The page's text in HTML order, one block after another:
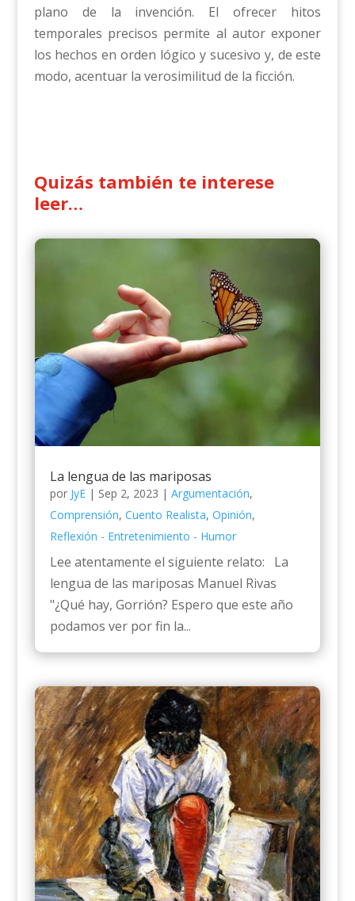
plano de la invención. El ofrecer hitos
temporales precisos permite al autor exponer
los hechos en orden lógico y sucesivo y, de este
modo, acentuar la verosimilitud de la ficción.
Quizás también te interese
leer…
La lengua de las mariposas
por JyE| Sep 2, 2023 | Argumentación,
Comprensión, Cuento Realista, Opinión,
Reflexión - Entretenimiento - Humor
Lee atentamente el siguiente relato: La
lengua de las mariposas Manuel Rivas
"¿Qué hay, Gorrión? Espero que este año
podamos ver por fin la...